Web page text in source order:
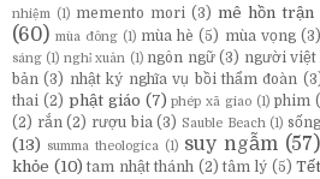
nhiệm (1) memento mori (3) mê hồn trận
(60) mùa đông (1) mùa hè (5) mùa vọng (3)
sáng (1) nghỉ xuân (1) ngôn ngữ (3) người việt
bản (3) nhật ký nghĩa vụ bồi thẩm đoàn
thai (2) phật giáo (7) phép xã giao (1) phim
(2) rắn (2) rượu bia (3) Sauble Beach (1)
(13)
summa theologica (1) suy ngẫm (57)
khỏe (10) tam nhật thánh (2) tâm lý (5) Tết